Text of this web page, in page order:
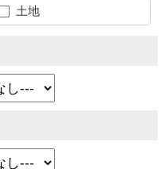
土地